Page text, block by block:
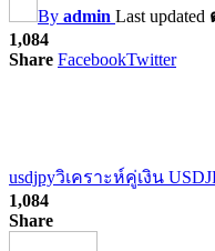
By admin Last updated
1,084
Share FacebookTwitter
usdjpyวิเคราะห์คู่เงิน
1,084
Share